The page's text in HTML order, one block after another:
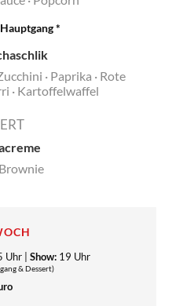
*
· Paprika · Rote
· Kartoffelwaffel
Uhr | Show: 19 Uhr
& Dessert)